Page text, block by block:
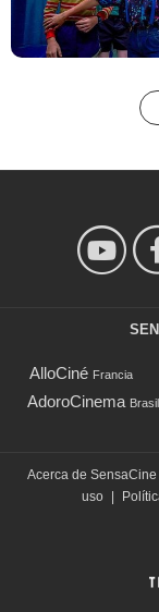
AlloCiné Francia
AdoroCinema Brasil
Acerca de
uso